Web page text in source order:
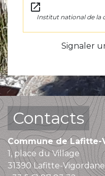
open_in_new
Institut national de la
Signaler
Contacts
Commune de Lafitte-
1, place du Village
31390 Lafitte-Vigordane